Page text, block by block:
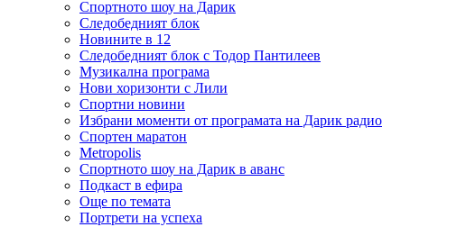
Спортното шоу на Дарик
Следобедният блок
Новините в 12
Следобедният блок с Тодор Пантилеев
Музикална програма
Нови хоризонти с Лили
Спортни новини
Избрани моменти от програмата на Дарик радио
Спортен маратон
Metropolis
Спортното шоу на Дарик в аванс
Подкаст в ефира
Още по темата
Портрети на успеха